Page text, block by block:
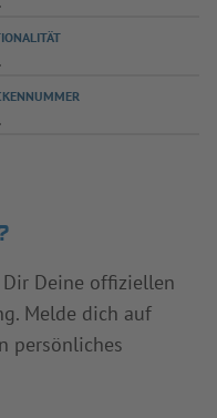
Deine offiziellen
Melde dich auf
persönliches